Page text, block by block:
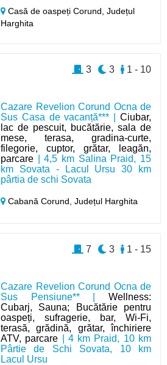
Casă de oaspeți Corund,Județul
Harghita
Cazare Revelion Corund Ocna de
Sus Casa de vacanță*** | Ciubar,
lac de pescuit, bucătărie, sala de
mese, terasa, gradina-curte,
filegorie, cuptor, grătar, leagăn,
parcare | 4,5 km Salina Praid, 15
km Sovata - Lacul Ursu 30 km
pârtia de schi Sovata
Cabană Corund,Județul Harghita
1 - 10
3
3
Cazare Revelion Corund Ocna de
Sus Pensiune** | Wellness:
Cubarj, Sauna; Bucătărie pentru
oaspeți, sufragerie, bar, Wi-Fi,
terasă, grădină, grătar, închiriere
ATV, parcare | 4 km Praid, 10 km
Pârtie de Schi Sovata, 10 km
Lacul Ursu
1 - 15
3
7